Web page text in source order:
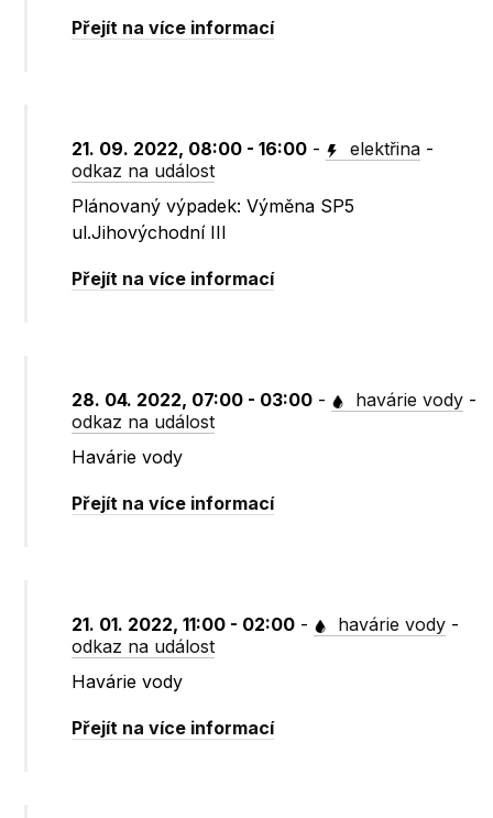
Přejít na více informací
21. 09. 2022, 08:00 - 16:00 - elektřina -
odkaz na událost
Plánovaný výpadek: Výměna SP5
ul.Jihovýchodní III
Přejít na více informací
28. 04. 2022, 07:00 - 03:00 - havárie vody -
odkaz na událost
Havárie vody
Přejít na více informací
21. 01. 2022, 11:00 - 02:00 - havárie vody -
odkaz na událost
Havárie vody
Přejít na více informací